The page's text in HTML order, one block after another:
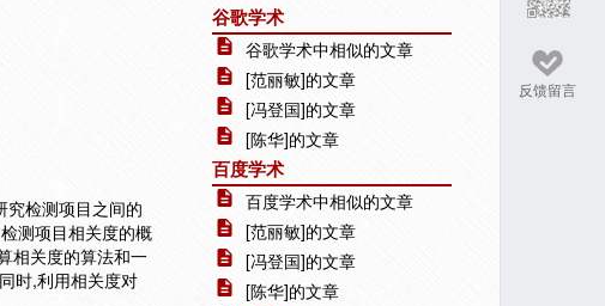
反馈留言
究检测项目之间的
测项目相关度的概
相关度的算法和一
时,利用相关度对
谷歌学术
谷歌学术中相似的文章
[范丽敏]的文章
[冯登国]的文章
[陈华]的文章
百度学术
百度学术中相似的文章
[范丽敏]的文章
[冯登国]的文章
[陈华]的文章